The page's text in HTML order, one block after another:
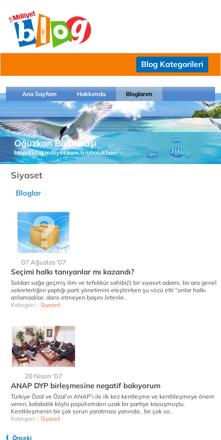
Blog Kategorileri
Ana Sayfam Hakkımda Bloglarım
Oğuzkan Bölükbaşı
http://blog.milliyet.com.tr/obolukbasi
Siyaset
Bloglar
07 Ağustos '07
Seçimi halkı tanıyanlar mı kazandı?
Soldan sağa geçmiş ilim ve tefekkür sahibi(!) bir siyaset adamı, bir ara genel
sekreterliğini yaptığı parti yönetimini eleştirirken şu sözü etti “onlar halkı
anlamadılar, dans etmeyen başını örtenle..
Kategori : Siyaset
20 Nisan '07
ANAP DYP birleşmesine negatif bakıyorum
Türkiye Özal ve Özal’ın ANAP’ı ile ilk kez kentleşme ve kentlileşmeye önem
veren, kalabalık köylü popülizmden uzak bir partiye kavuşmuştu.
Kentlileşmenin bir çok sorun yaratması yanında , bir çok so..
Kategori : Siyaset
Önceki